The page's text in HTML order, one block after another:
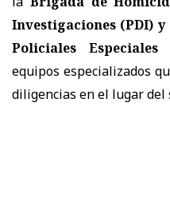
Investigaciones (PDI)
Policiales Especiales
equipos especializados
diligencias en el lugar del